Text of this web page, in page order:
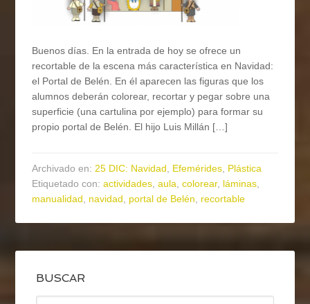
Buenos días. En la entrada de hoy se ofrece un
recortable de la escena más característica en Navidad:
el Portal de Belén. En él aparecen las figuras que los
alumnos deberán colorear, recortar y pegar sobre una
superficie (una cartulina por ejemplo) para formar su
propio portal de Belén. El hijo Luis Millán […]
Archivado en: 25 DIC: Navidad Efemérides Plástica
Etiquetado con:actividades ,aula ,colorear, láminas
manualidad
navidad portal de Belén recortable
BUSCAR